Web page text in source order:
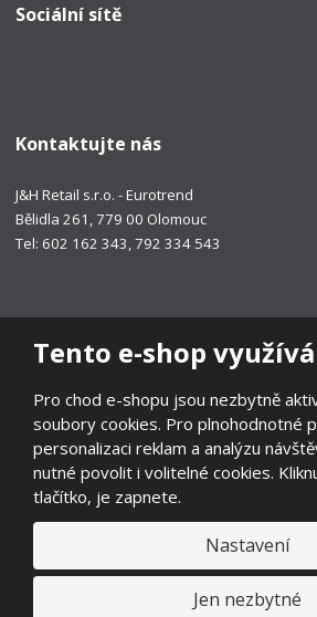
Tento e-shop
Pro chod e-shopu jsou nezbytně
soubory cookies. Pro plnohodnotné
personalizaci reklam a analýzu
nutné povolit i volitelné cookies.
tlačítko, je zapnete.
Nastavení
Jen nezbytné
Sociální sítě
Kontaktujte nás
J&H Retail s.r.o. - Eurotrend
Bělidla 261, 779 00 Olomouc
Tel: 602 162 343, 792 334 543
Prohlášení o přístupnosti|Ochrana
Všeobecné obchodní podmínky|Ochrana